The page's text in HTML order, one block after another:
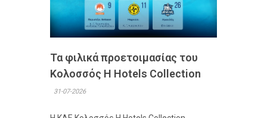
Τα φιλικά προετοιμασίας του
Κολοσσός H Hotels Collection
31-07-2026